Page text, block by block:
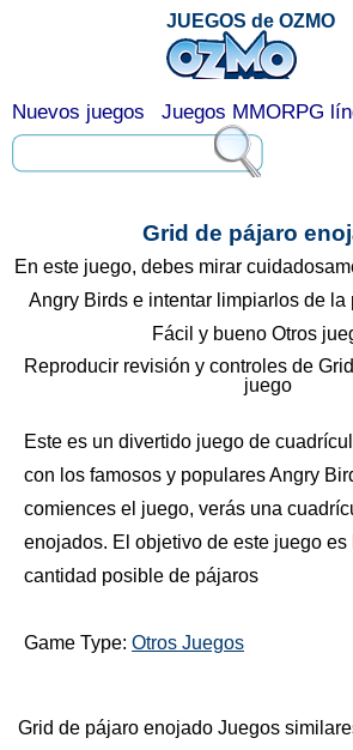
Grid de pájaro
En este juego, debes mirar
Angry Birds e intentar limpiarlos de la
Fácil y bueno Otros
Reproducir revisión y controles de
juego
Este es un divertido juego de
con los famosos y populares Angry
comiences el juego, verás una
enojados. El objetivo de este juego es
cantidad posible de pájaros
Game Type: Otros Juegos
Grid de pájaro enojado Juegos
JUEGOS de OZMO
Nuevos juegos Juegos MMORPG